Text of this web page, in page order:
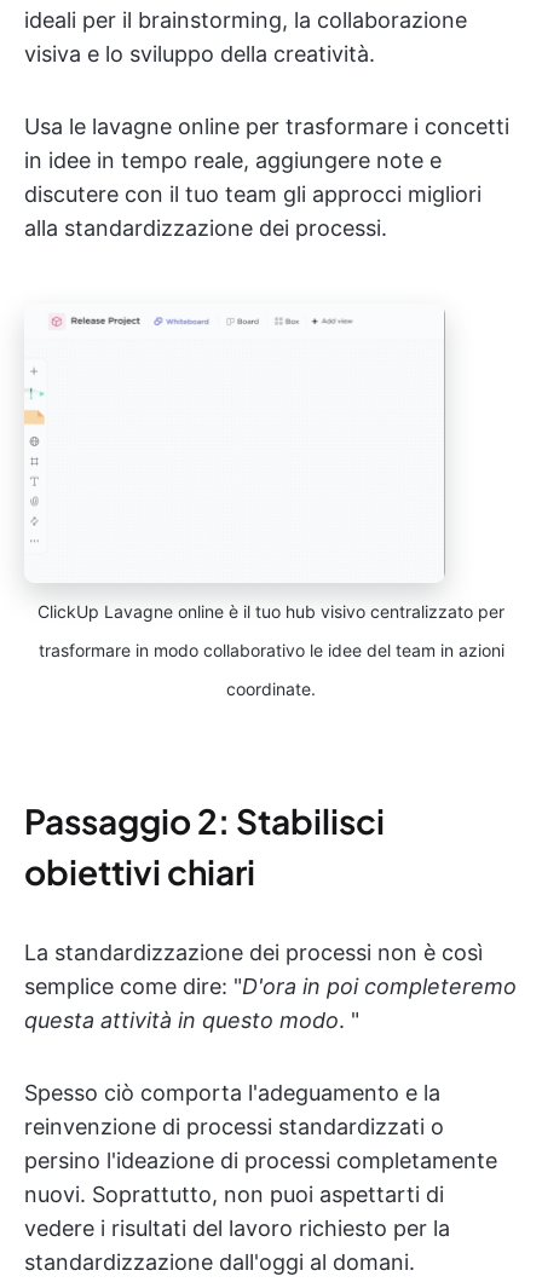
ideali per il brainstorming, la collaborazione
visiva e lo sviluppo della creatività.
Usa le lavagne online per trasformare i concetti
in idee in tempo reale, aggiungere note e
discutere con il tuo team gli approcci migliori
alla standardizzazione dei processi.
ClickUp Lavagne online è il tuo hub visivo centralizzato per
trasformare in modo collaborativo le idee del team in azioni
coordinate.
Passaggio 2: Stabilisci
obiettivi chiari
La standardizzazione dei processi non è così
semplice come dire: "D'ora in poi completeremo
questa attività in questo modo. "
Spesso ciò comporta l'adeguamento e la
reinvenzione di processi standardizzati o
persino l'ideazione di processi completamente
nuovi. Soprattutto, non puoi aspettarti di
vedere i risultati del lavoro richiesto per la
standardizzazione dall'oggi al domani.